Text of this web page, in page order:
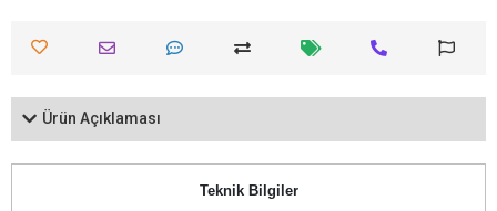
Ürün Açıklaması
Teknik Bilgiler